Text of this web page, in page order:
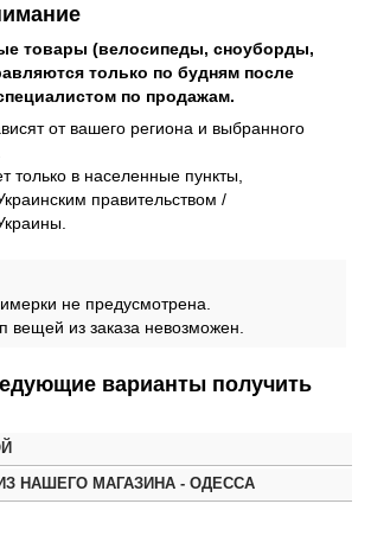
товары (велосипеды, сноуборды,
только по будням после
по продажам.
от вашего региона и выбранного
только в населенные пункты,
правительством /
не предусмотрена.
вещей из заказа невозможен.
варианты получить
НАШЕГО МАГАЗИНА - ОДЕССА